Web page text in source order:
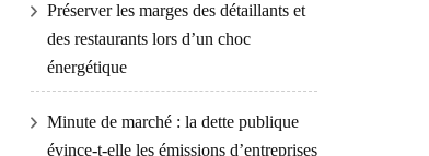
Préserver les marges des détaillants et
des restaurants lors d’un choc
énergétique
Minute de marché : la dette publique
évince-t-elle les émissions d’entreprises